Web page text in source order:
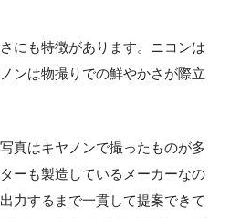
にも特徴があります。ニコンは
ンは物撮りでの鮮やかさが際立
真はキヤノンで撮ったものが多
ーも製造しているメーカーなの
力するまで一貫して提案できて